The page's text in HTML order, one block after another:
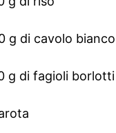
g di cavolo bianco
g di fagioli